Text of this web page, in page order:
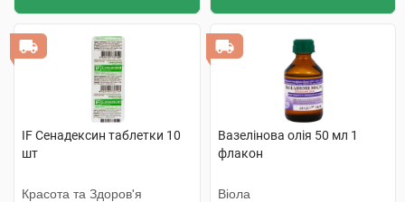
IF Сенадексин таблетки 10
шт
Красота та Здоров'я
Вазелінова олія 50 мл 1
флакон
Віола